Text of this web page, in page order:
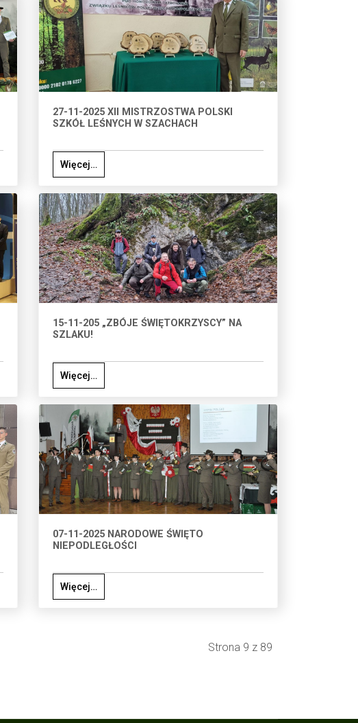
27-11-2025 XII MISTRZOSTWA POLSKI
SZKÓŁ LEŚNYCH W SZACHACH
Więcej…
15-11-205 „ZBÓJE ŚWIĘTOKRZYSCY” NA
SZLAKU!
Więcej…
07-11-2025 NARODOWE ŚWIĘTO
NIEPODLEGŁOŚCI
Więcej…
Strona 9 z 89